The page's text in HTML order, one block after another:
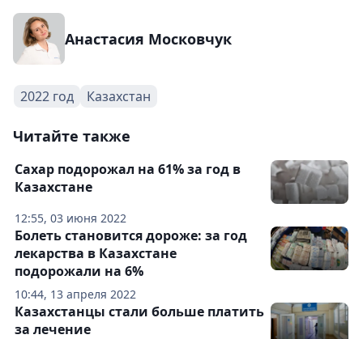
Анастасия Московчук
2022 год Казахстан
Читайте также
12:55, 03 июня 2022
Сахар подорожал на 61% за год в
Казахстане
10:44, 13 апреля 2022
Болеть становится дороже: за год
лекарства в Казахстане
подорожали на 6%
Казахстанцы стали больше платить
за лечение